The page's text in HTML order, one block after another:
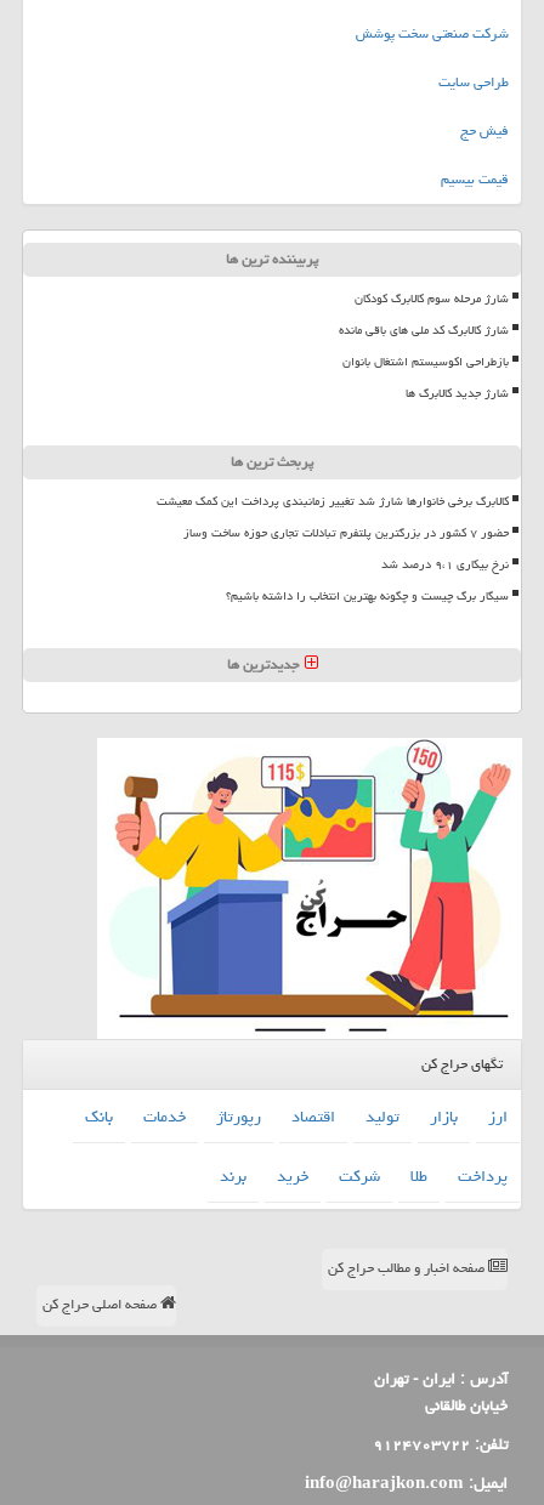
شرکت صنعتی سخت پوشش
طراحی سایت
فیش حج
قیمت بیسیم
پربیننده ترین ها
شارژ مرحله سوم کالابرگ کودکان
شارژ کالابرگ کد ملی های باقی مانده
بازطراحی اکوسیستم اشتغال بانوان
شارژ جدید کالابرگ ها
پربحث ترین ها
کالابرگ برخی خانوارها شارژ شد تغییر زمانبندی پرداخت این کمک معیشت
حضور ۷ کشور در بزرگترین پلتفرم تبادلات تجاری حوزه ساخت وساز
نرخ بیکاری ۹،۱ درصد شد
سیگار برگ چیست و چگونه بهترین انتخاب را داشته باشیم؟
جدیدترین ها
تگهای حراج کن
ارز بازار تولید اقتصاد رپورتاژ خدمات
بانك
پرداخت
طلا شركت خرید برند
صفحه اخبار و مطالب حراج کن
صفحه اصلی حراج کن
آدرس : ایران - تهران
خیابان طالقانی
تلفن: ۹۱۲۴۷۰۳۷۲۲
ایمیل: info@harajkon.com